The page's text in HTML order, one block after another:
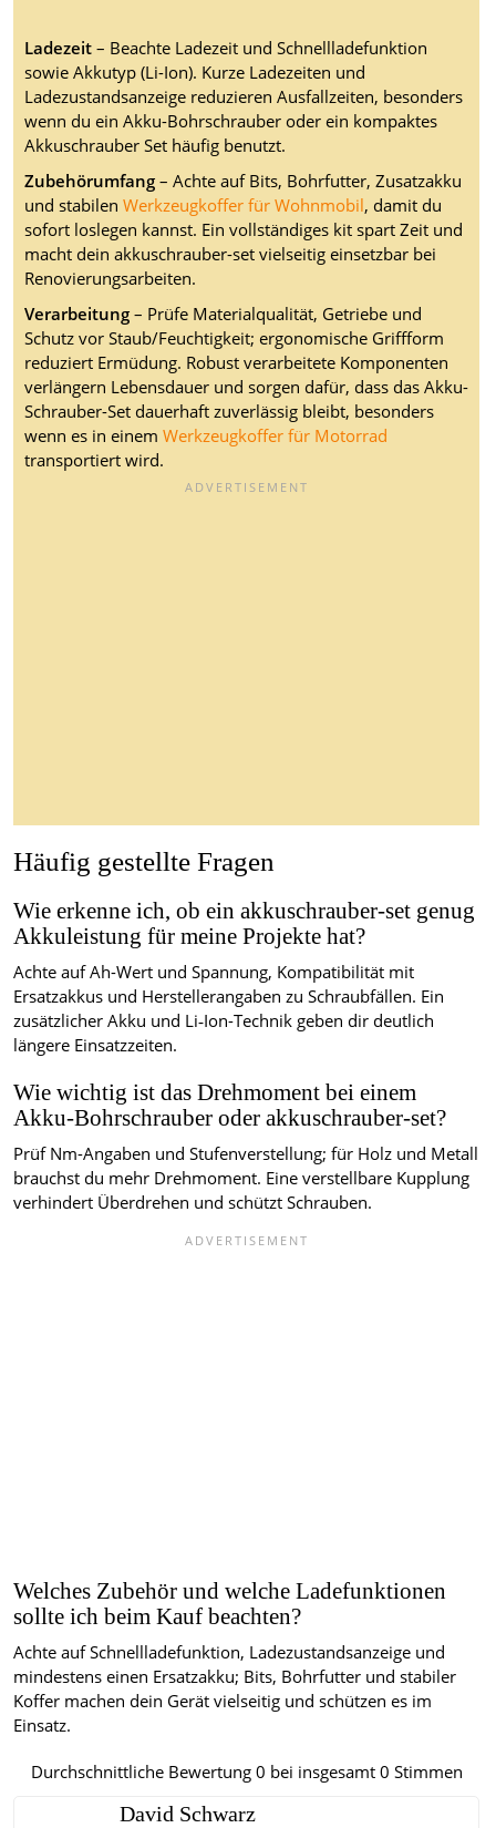
Ladezeit– Beachte Ladezeit und Schnellladefunktion
sowie Akkutyp (Li-Ion). Kurze Ladezeiten und
Ladezustandsanzeige reduzieren Ausfallzeiten, besonders
wenn du ein Akku-Bohrschrauber oder ein kompaktes
Akkuschrauber Set häufig benutzt.
Zubehörumfang– Achte auf Bits, Bohrfutter, Zusatzakku
und stabilen Werkzeugkoffer für Wohnmobil, damit du
sofort loslegen kannst. Ein vollständiges kit spart Zeit und
macht dein akkuschrauber-set vielseitig einsetzbar bei
Renovierungsarbeiten.
Verarbeitung– Prüfe Materialqualität, Getriebe und
Schutz vor Staub/Feuchtigkeit; ergonomische Griffform
reduziert Ermüdung. Robust verarbeitete Komponenten
verlängern Lebensdauer und sorgen dafür, dass das Akku-
Schrauber-Set dauerhaft zuverlässig bleibt, besonders
wenn es in einem Werkzeugkoffer für Motorrad
transportiert wird.
Häufig gestellte Fragen
Wie erkenne ich, ob ein akkuschrauber-set genug
Akkuleistung für meine Projekte hat?
Achte auf Ah-Wert und Spannung, Kompatibilität mit
Ersatzakkus und Herstellerangaben zu Schraubfällen. Ein
zusätzlicher Akku und Li‑Ion-Technik geben dir deutlich
längere Einsatzzeiten.
Wie wichtig ist das Drehmoment bei einem
Akku-Bohrschrauber oder akkuschrauber-set?
Prüf Nm-Angaben und Stufenverstellung; für Holz und Metall
brauchst du mehr Drehmoment. Eine verstellbare Kupplung
verhindert Überdrehen und schützt Schrauben.
Welches Zubehör und welche Ladefunktionen
sollte ich beim Kauf beachten?
Achte auf Schnellladefunktion, Ladezustandsanzeige und
mindestens einen Ersatzakku; Bits, Bohrfutter und stabiler
Koffer machen dein Gerät vielseitig und schützen es im
Einsatz.
Durchschnittliche Bewertung0 bei insgesamt0 Stimmen
David Schwarz